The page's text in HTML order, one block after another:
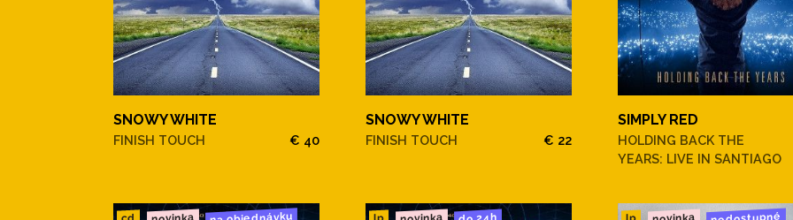
SNOWY WHITE
FINISH TOUCH € 40
SNOWY WHITE
FINISH TOUCH € 22
SIMPLY RED
HOLDING BACK THE
YEARS: LIVE IN SANTIAGO